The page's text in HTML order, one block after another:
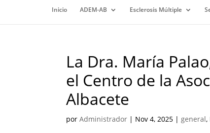
Inicio ADEM-AB Esclerosis Múltiple
La Dra. María
el Centro de la
Albacete
porAdministrador | Nov 4, 2025 |general,